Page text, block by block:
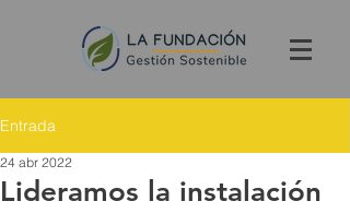
Entrada
Lideramos la instalación
24 abr 2022